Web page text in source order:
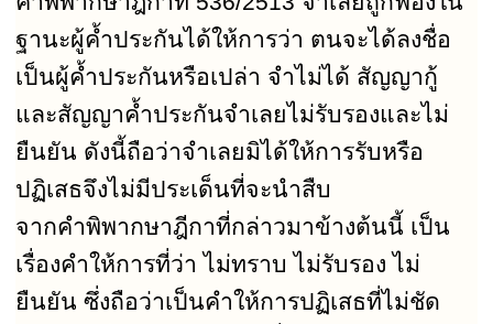
ฐานะผู้คํ้าประกันได้ให้การว่า ตนจะได้ลงชื่อ
เป็นผู้คํ้าประกันหรือเปล่า จำไม่ได้ สัญญากู้
และสัญญาคํ้าประกันจำเลยไม่รับรองและไม่
ยืนยัน ดังนี้ถือว่าจำเลยมิได้ให้การรับหรือ
ปฏิเสธจึงไม่มีประเด็นที่จะนำสืบ
จากคำพิพากษาฎีกาที่กล่าวมาข้างต้นนี้ เป็น
เรื่องคำให้การที่ว่า ไม่ทราบ ไม่รับรอง ไม่
ยืนยัน ซึ่งถือว่าเป็นคำให้การปฏิเสธที่ไม่ชัด